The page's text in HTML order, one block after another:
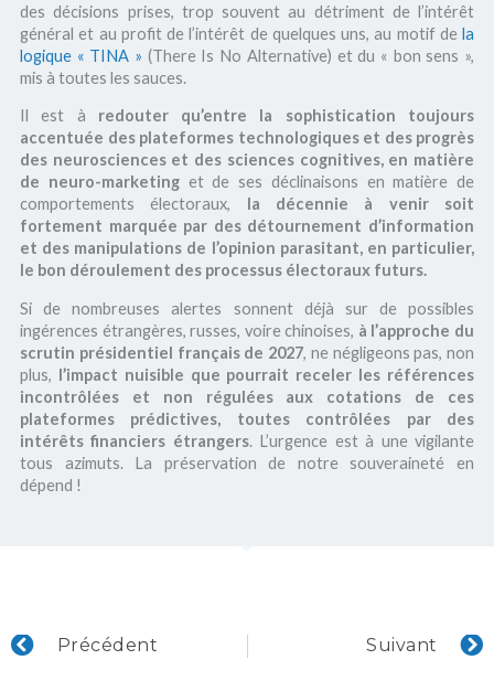
des décisions prises, trop souvent au détriment de l’intérêt
général et au profit de l’intérêt de quelques uns, au motif de la
logique « TINA » (There Is No Alternative) et du « bon sens »,
mis à toutes les sauces.
Il est à redouter qu’entre la sophistication toujours
accentuée des plateformes technologiques et des progrès
des neurosciences et des sciences cognitives, en matière
de neuro-marketinget de ses déclinaisons en matière de
comportements électoraux, la décennie à venir soit
fortement marquée par des détournement d’information
et des manipulations de l’opinion parasitant, en particulier,
le bon déroulement des processus électoraux futurs.
Si de nombreuses alertes sonnent déjà sur de possibles
ingérences étrangères, russes, voire chinoises, à l’approche du
scrutin présidentiel français de 2027, ne négligeons pas, non
plus, l’impact nuisible que pourrait receler les références
incontrôlées et non régulées aux cotations de ces
plateformes prédictives, toutes contrôlées par des
intérêts financiers étrangers. L’urgence est à une vigilante
tous azimuts. La préservation de notre souveraineté en
dépend !
Précédent Suivant